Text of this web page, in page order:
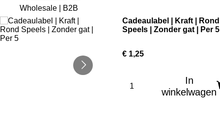
Wholesale | B2B
Cadeaulabel | Kraft | Rond
Speels | Zonder gat | Per 5
€ 1,25
In
winkelwagen